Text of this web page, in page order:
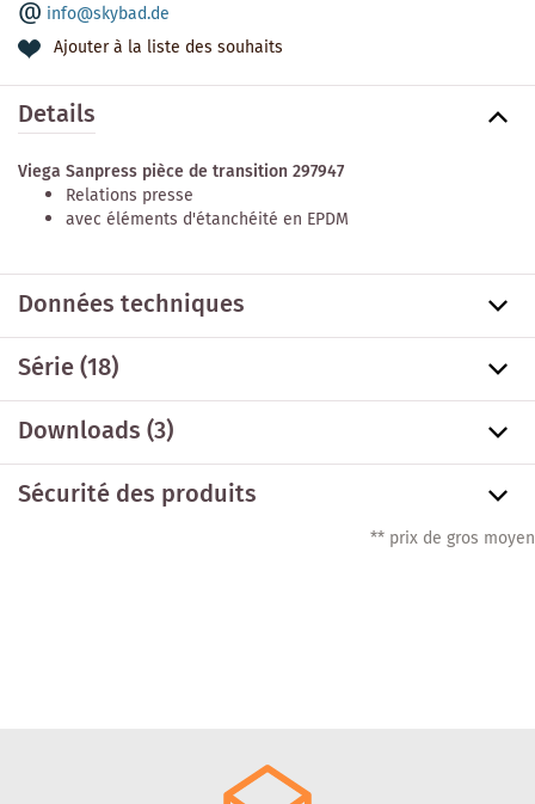
info@skybad.de
Ajouter à la liste des souhaits
Details
Viega Sanpress pièce de transition 297947
Relations presse
avec éléments d'étanchéité en EPDM
Données techniques
Série(18)
Downloads (3)
Sécurité des produits
** prix de gros moyen